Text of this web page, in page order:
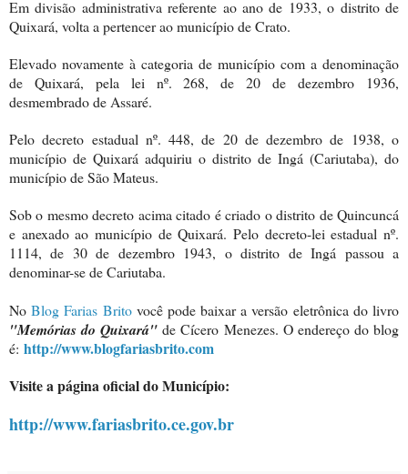
Em divisão administrativa referente ao ano de 1933, o distrito de
Quixará, volta a pertencer ao município de Crato.
Elevado novamente à categoria de município com a denominação
de Quixará, pela lei nº. 268, de 20 de dezembro 1936,
desmembrado de Assaré.
Pelo decreto estadual nº. 448, de 20 de dezembro de 1938, o
município de Quixará adquiriu o distrito de Ingá (Cariutaba), do
município de São Mateus.
Sob o mesmo decreto acima citado é criado o distrito de Quincuncá
e anexado ao município de Quixará. Pelo decreto-lei estadual nº.
1114, de 30 de dezembro 1943, o distrito de Ingá passou a
denominar-se de Cariutaba.
NoBlog Farias Britovocê pode baixar a versão eletrônica do livro
"Memórias do Quixará"de Cícero Menezes. O endereço do blog
é: http://www.blogfariasbrito.com
Visite a página oficial do Município:
http://www.fariasbrito.ce.gov.br